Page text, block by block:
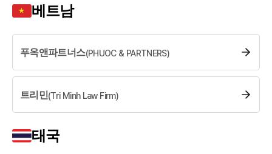
베트남
푸옥앤파트너스(PHUOC & PARTNERS)
트리민(Tri Minh Law Firm)
태국